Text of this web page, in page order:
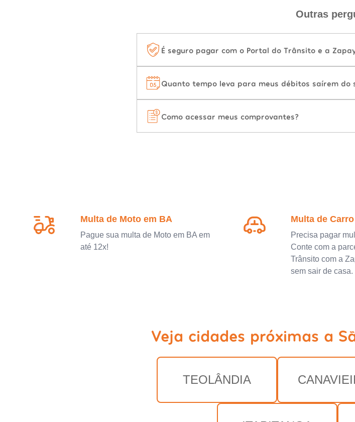
Outras
É seguro pagar com o Portal do Trânsito e a
Quanto tempo leva para meus débitos saírem do
Como acessar meus comprovantes?
Multa de Moto em BA
Pague sua multa de Moto em BA em
até 12x!
Multa de
Precisa pagar
Conte com a
Trânsito com a
sem sair de casa.
Veja cidades próximas a
TEOLÂNDIA